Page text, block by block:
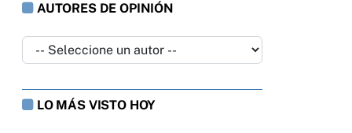
AUTORES DE OPINIÓN
LO MÁS VISTO HOY